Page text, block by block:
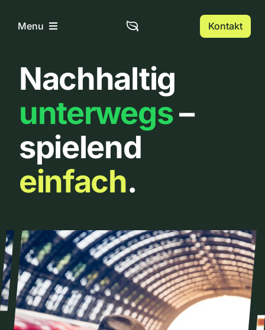
InhaltMenu
Home
Über uns
Urbanlist
Kontakt
Nachhaltig
unterwegs–
spielend
einfach.